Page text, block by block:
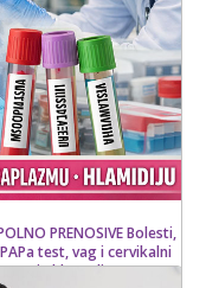
PRENOSIVE Bolesti,
test, vag i cervikalni
i Chlamydiu